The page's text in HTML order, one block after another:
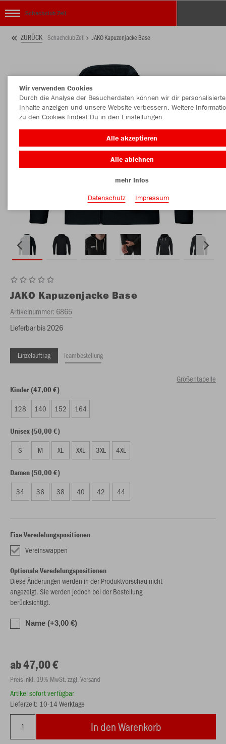
Schachclub Zell
ZURÜCK Schachclub Zell JAKO Kapuzenjacke Base
JAKO Kapuzenjacke Base
Artikelnummer: 6865
Lieferbar bis 2026
Einzelauftrag Teambestellung
Größentabelle
Kinder (47,00 €)
128 140 152 164
Unisex (50,00 €)
S M XL XXL 3XL 4XL
Damen (50,00 €)
34 36 38 40 42 44
Fixe Veredelungspositionen
Vereinswappen
Optionale Veredelungspositionen
Diese Änderungen werden in der Produktvorschau nicht
angezeigt. Sie werden jedoch bei der Bestellung
berücksichtigt.
Name (+3,00 €)
ab 47,00 €
Preis inkl. 19% MwSt. zzgl. Versand
Artikel sofort verfügbar
Lieferzeit: 10-14 Werktage
In den Warenkorb
Wir verwenden Cookies
Durch die Analyse der Besucherdaten können wir dir personalisierte
Inhalte anzeigen und unsere Website verbessern. Weitere
zu den Cookies findest Du in den Einstellungen.
Alle akzeptieren
Alle ablehnen
mehr Infos
Datenschutz
Impressum